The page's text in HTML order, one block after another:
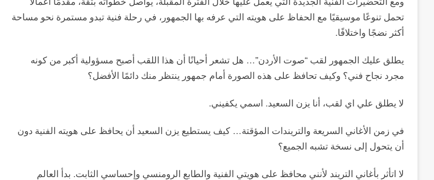
تحمل تنوعًا موسيقيًا مع الحفاظ على هويته التي عرفه بها الجمهور، في رحلة فنية تبدو مستمرة نحو مساحة
أكثر نضجًا واختلافًا.
يطلق عليك الجمهور لقب “صوت الأردن”… هل تشعر أحيانًا أن هذا اللقب أصبح مسؤولية أكبر من كونه
مجرد نجاح فني؟ وكيف تحافظ على هذه الصورة أمام جمهور ينتظر منك دائمًا الأفضل؟
لا يطلق علي اي لقب، أنا يزن السعيد. اسمي يكفيني.
في زمن الأغاني السريعة والتريندات المؤقتة… كيف يستطيع يزن السعيد أن يحافظ على هويته الفنية دون
أن يتحول إلى نسخة تشبه الجميع؟
لا اتأثر بأغاني التريند لأنني محافظ على هويتي الفنية والطابع الرومنسي وإحساسي الثابت. بدأ العالم